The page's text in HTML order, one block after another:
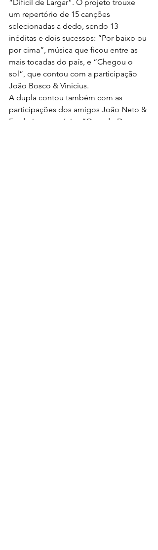
“Difícil de Largar”. O projeto trouxe
um repertório de 15 canções
selecionadas a dedo, sendo 13
inéditas e dois sucessos: “Por baixo ou
por cima”, música que ficou entre as
mais tocadas do país, e “Chegou o
sol”, que contou com a participação
João Bosco & Vinicius.
A dupla contou também com as
participações dos amigos João Neto &
Frederico na música “Quando Deus